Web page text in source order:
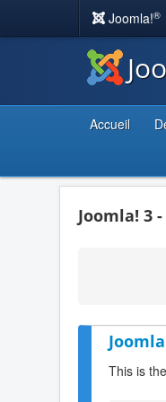
Joomla!®
Accueil
Joomla! 3
This is